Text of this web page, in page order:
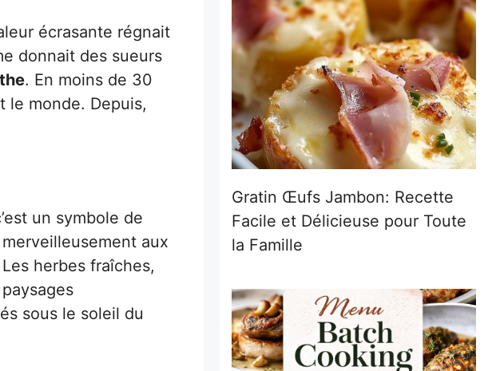
écrasante régnait
donnait des sueurs
. En moins de 30
le monde. Depuis,
un symbole de
aux
herbes fraîches,
sous le soleil du
Gratin Œufs Jambon: Recette
Facile et Délicieuse pour Toute
la Famille